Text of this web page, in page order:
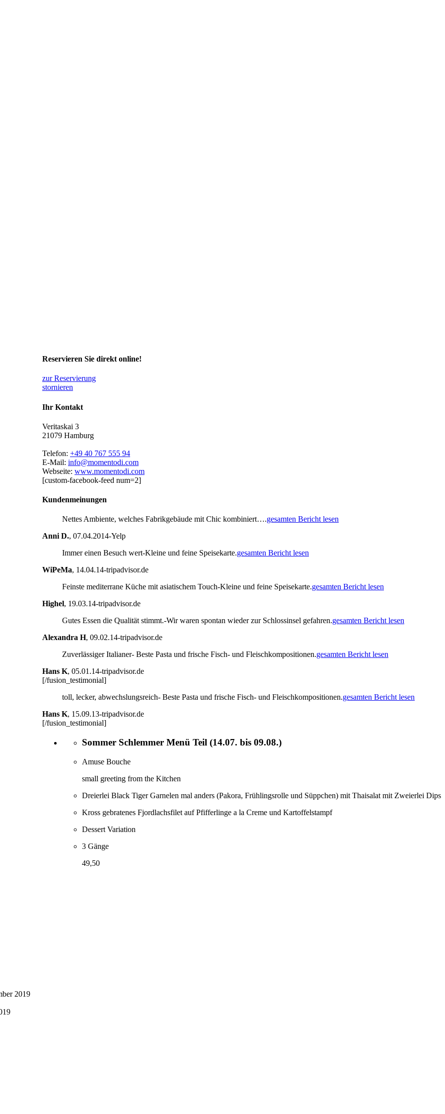
Reservieren Sie direkt online!
zur Reservierung
stornieren
Ihr Kontakt
Veritaskai 3
21079 Hamburg
Telefon: +49 40 767 555 94
E-Mail: info@momentodi.com
Webseite: www.momentodi.com
[custom-facebook-feed num=2]
Kundenmeinungen
Nettes Ambiente, welches Fabrikgebäude mit Chic kombiniert….gesamten Bericht lesen
Anni D., 07.04.2014-Yelp
Immer einen Besuch wert-Kleine und feine Speisekarte.gesamten Bericht lesen
WiPeMa, 14.04.14-tripadvisor.de
Feinste mediterrane Küche mit asiatischem Touch-Kleine und feine Speisekarte.gesamten Bericht lesen
Highel, 19.03.14-tripadvisor.de
Gutes Essen die Qualität stimmt.-Wir waren spontan wieder zur Schlossinsel gefahren.gesamten Bericht lesen
Alexandra H, 09.02.14-tripadvisor.de
Zuverlässiger Italianer- Beste Pasta und frische Fisch- und Fleischkompositionen.gesamten Bericht lesen
Hans K, 05.01.14-tripadvisor.de
[/fusion_testimonial]
toll, lecker, abwechslungsreich- Beste Pasta und frische Fisch- und Fleischkompositionen.gesamten Bericht lesen
Hans K, 15.09.13-tripadvisor.de
[/fusion_testimonial]
Sommer Schlemmer Menü Teil (14.07. bis 09.08.)
Amuse Bouche
small greeting from the Kitchen
Dreierlei Black Tiger Garnelen mal anders (Pakora, Frühlingsrolle und Süppchen) mit Thaisalat mit Zweierlei Dips
Kross gebratenes Fjordlachsfilet auf Pfifferlinge a la Creme und Kartoffelstampf
Dessert Variation
3 Gänge
49,50
2019